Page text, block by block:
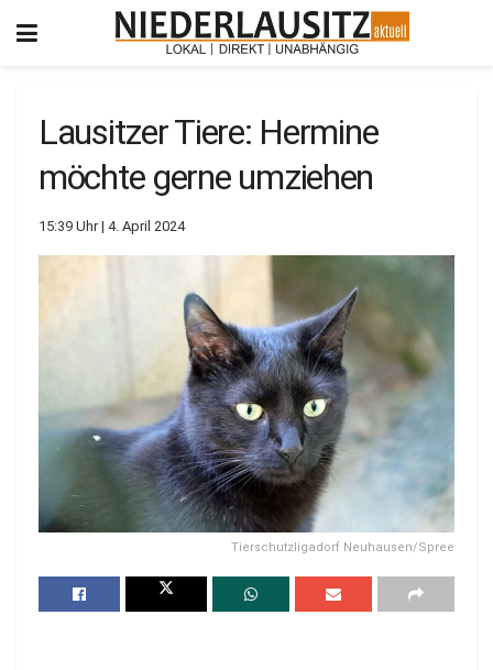
Lausitzer Tiere: Hermine
möchte gerne umziehen
15:39 Uhr | 4. April 2024
Tierschutzligadorf Neuhausen/Spree